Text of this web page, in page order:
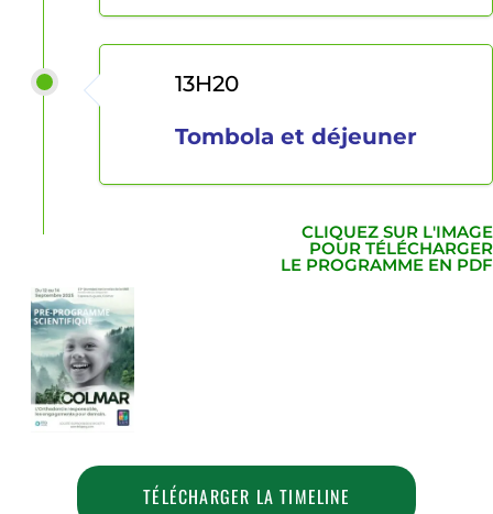
13H20
Tombola et déjeuner
CLIQUEZ SUR L'IMAGE
POUR TÉLÉCHARGER
LE PROGRAMME EN PDF
TÉLÉCHARGER LA TIMELINE